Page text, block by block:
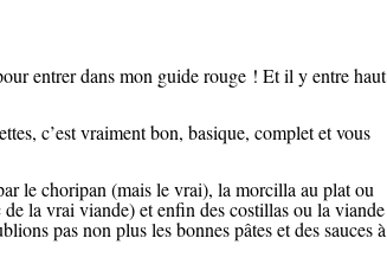
entrer dans mon guide rouge ! Et il y entre haut
c’est vraiment bon, basique, complet et vous
le choripan (mais le vrai), la morcilla au plat ou
la vrai viande) et enfin des costillas ou la viande
pas non plus les bonnes pâtes et des sauces à